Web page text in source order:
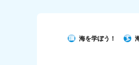
海を学ぼう！